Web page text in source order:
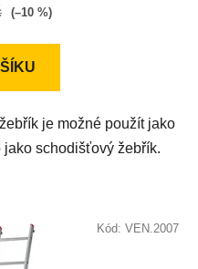
(–10 %)
je možné použít jako
schodišťový žebřík.
Kód: VEN.2007